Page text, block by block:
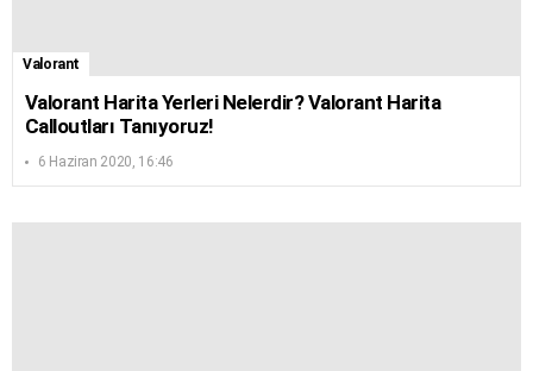
Valorant
Valorant Harita Yerleri Nelerdir? Valorant Harita
Calloutları Tanıyoruz!
6 Haziran 2020, 16:46